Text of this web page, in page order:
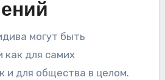
могут быть
для самих
и для общества в целом.